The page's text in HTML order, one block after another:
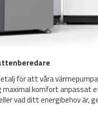
för att våra
komfort anpassat
vad ditt energibehov